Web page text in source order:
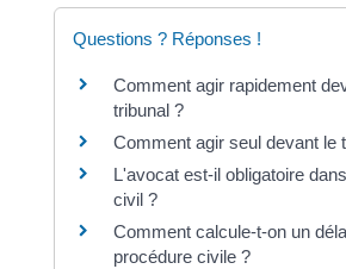
Questions ? Réponses !
Comment agir rapidement
tribunal ?
Comment agir seul devant le
L'avocat est-il obligatoire
civil ?
Comment calcule-t-on un
procédure civile ?